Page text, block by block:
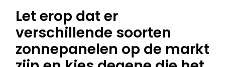
Let erop dat er
verschillende soorten
zonnepanelen op de markt